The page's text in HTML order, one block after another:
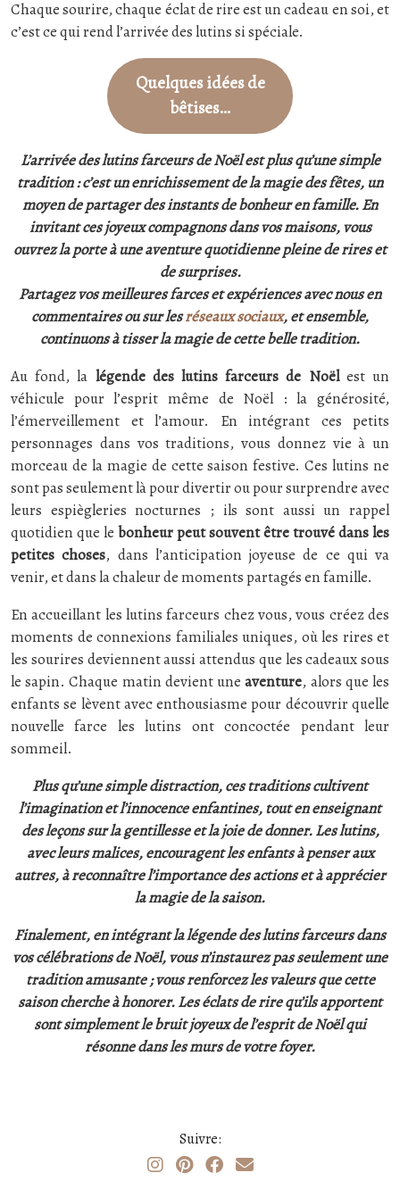
Chaque sourire, chaque éclat de rire est un cadeau en soi, et
c’est ce qui rend l’arrivée des lutins si spéciale.
Quelques idées de
bêtises…
L’arrivée des lutins farceurs de Noël est plus qu’une simple
tradition : c’est un enrichissement de la magie des fêtes, un
moyen de partager des instants de bonheur en famille. En
invitant ces joyeux compagnons dans vos maisons, vous
ouvrez la porte à une aventure quotidienne pleine de rires et
de surprises.
Partagez vos meilleures farces et expériences avec nous en
commentaires ou sur lesréseaux sociaux, et ensemble,
continuons à tisser la magie de cette belle tradition.
Au fond, la légende des lutins farceurs de Noëlest un
véhicule pour l’esprit même de Noël : la générosité,
l’émerveillement et l’amour. En intégrant ces petits
personnages dans vos traditions, vous donnez vie à un
morceau de la magie de cette saison festive. Ces lutins ne
sont pas seulement là pour divertir ou pour surprendre avec
leurs espiègleries nocturnes ; ils sont aussi un rappel
quotidien que le bonheur peut souvent être trouvé dans les
petites choses, dans l’anticipation joyeuse de ce qui va
venir, et dans la chaleur de moments partagés en famille.
En accueillant les lutins farceurs chez vous, vous créez des
moments de connexions familiales uniques, où les rires et
les sourires deviennent aussi attendus que les cadeaux sous
le sapin. Chaque matin devient uneaventure, alors que les
enfants se lèvent avec enthousiasme pour découvrir quelle
nouvelle farce les lutins ont concoctée pendant leur
sommeil.
Plus qu’une simple distraction, ces traditions cultivent
l’imagination et l’innocence enfantines, tout en enseignant
des leçons sur la gentillesse et la joie de donner. Les lutins,
avec leurs malices, encouragent les enfants à penser aux
autres, à reconnaître l’importance des actions et à apprécier
la magie de la saison.
Finalement, en intégrant la légende des lutins farceurs dans
vos célébrations de Noël, vous n’instaurez pas seulement une
tradition amusante ; vous renforcez les valeurs que cette
saison cherche à honorer. Les éclats de rire qu’ils apportent
sont simplement le bruit joyeux de l’esprit de Noël qui
résonne dans les murs de votre foyer.
Suivre: